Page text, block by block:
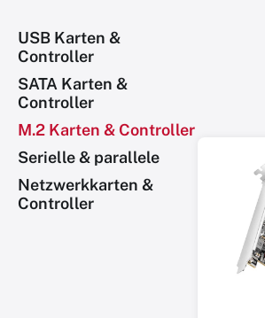
USB Karten &
Controller
SATA Karten &
Controller
M.2 Karten & Controller
Serielle & parallele
Netzwerkkarten &
Controller